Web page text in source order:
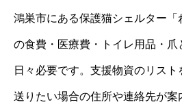
鴻巣市にある保護猫シェルター
の食費・医療費・トイレ用品・爪
日々必要です。支援物資のリス
送りたい場合の住所や連絡先が案